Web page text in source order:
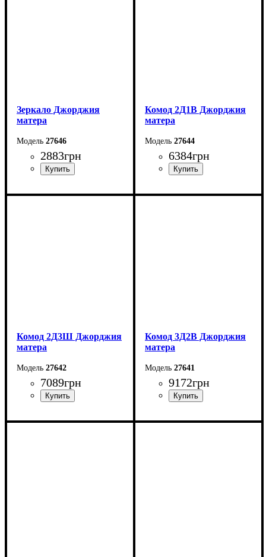
Зеркало Джорджия
матера
27646
2883грн
Ширина: 196,6 см
Комод 2Д1В Джорджия
матера
27644
6384грн
Ширина: 113,5 см
Комод 2Д3Ш Джорджия
матера
27642
7089грн
Ширина: 196,7 см
Комод 3Д2В Джорджия
матера
27641
9172грн
Ширина: 171,1 см